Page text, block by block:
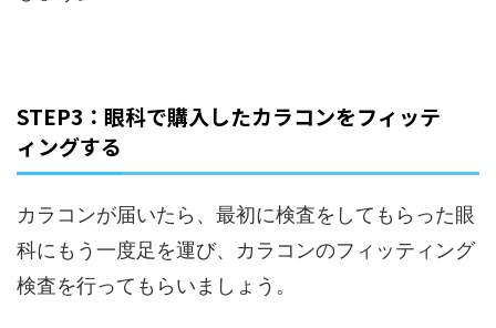
STEP3：眼科で購入したカラコンをフィッテ
ィングする
カラコンが届いたら、最初に検査をしてもらった眼
科にもう一度足を運び、カラコンのフィッティング
検査を行ってもらいましょう。